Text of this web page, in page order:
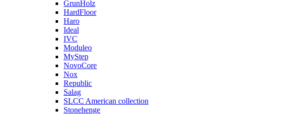
GrunHolz
HardFloor
Haro
Ideal
IVC
Moduleo
MyStep
NovoCore
Nox
Republic
Salag
SLCC American collection
Stonehenge